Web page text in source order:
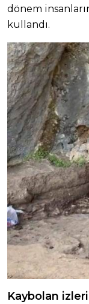
dönem
kullandı.
Kaybolan